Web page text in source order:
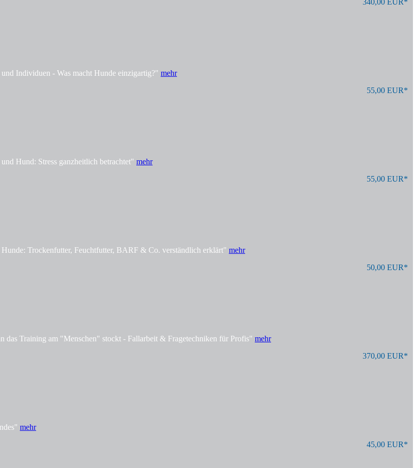
Individuen - Was macht Hunde einzigartig?" mehr
55,00 EUR*
Hund: Stress ganzheitlich betrachtet" mehr
55,00 EUR*
Trockenfutter, Feuchtfutter, BARF & Co. verständlich erklärt" mehr
50,00 EUR*
Training am "Menschen" stockt - Fallarbeit & Fragetechniken für Profis" mehr
370,00 EUR*
mehr
45,00 EUR*